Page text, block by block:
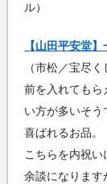
ル）
【山田平安堂
（市松／宝尽
前を入れてもら
い方が多いそ
喜ばれるお品。
こちらを内祝い
余談になります